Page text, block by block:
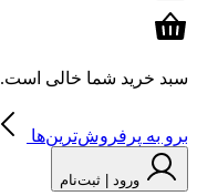
سبد خرید شما خالی است.
برو به پرفروش‌ترین‌ها
ورود | ثبت‌نام